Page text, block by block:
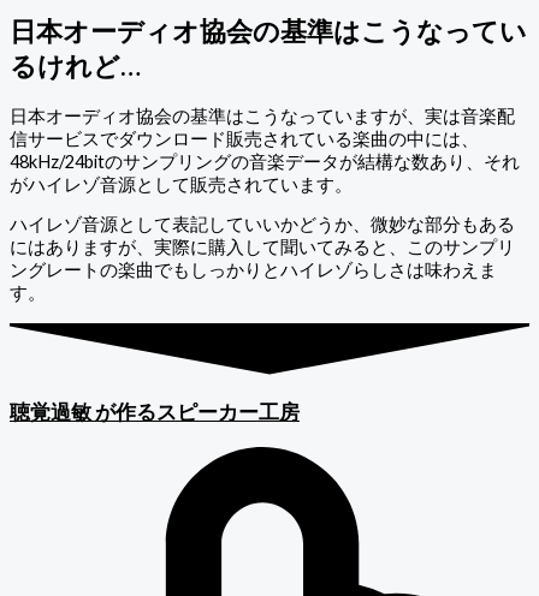
日本オーディオ協会の基準はこうなってい
るけれど…
日本オーディオ協会の基準はこうなっていますが、実は音楽配
信サービスでダウンロード販売されている楽曲の中には、
48kHz/24bitのサンプリングの音楽データが結構な数あり、それ
がハイレゾ音源として販売されています。
ハイレゾ音源として表記していいかどうか、微妙な部分もある
にはありますが、実際に購入して聞いてみると、このサンプリ
ングレートの楽曲でもしっかりとハイレゾらしさは味わえま
す。
聴覚過敏が作るスピーカー工房